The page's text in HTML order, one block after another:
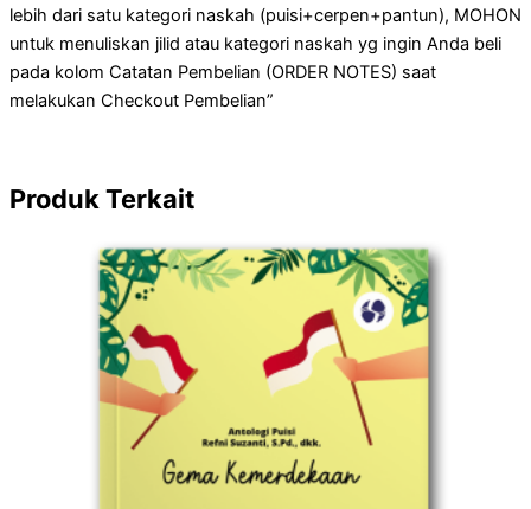
lebih dari satu kategori naskah (puisi+cerpen+pantun), MOHON
untuk menuliskan jilid atau kategori naskah yg ingin Anda beli
pada kolom Catatan Pembelian (ORDER NOTES) saat
melakukan Checkout Pembelian”
Produk Terkait